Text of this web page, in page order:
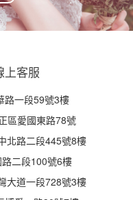
上客服
路一段59號3樓
區愛國東路78號
北路二段445號8樓
路二段100號6樓
大道一段728號3樓